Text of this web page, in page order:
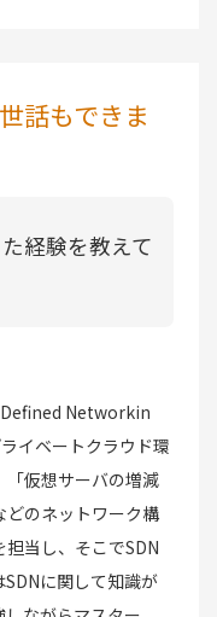
話もできま
経験を教えて
Networkin
イベートクラウド環
仮想サーバの増減
どのネットワーク構
当し、そこでSDN
に関して知識が